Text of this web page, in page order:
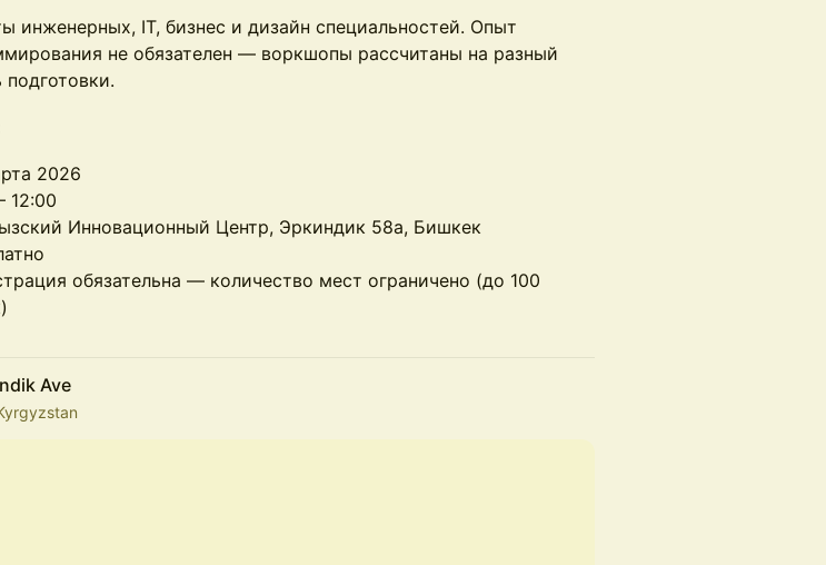
инженерных, IT, бизнес и дизайн специальностей. Опыт
не обязателен — воркшопы рассчитаны на разный
подготовки.
2026
12:00
Инновационный Центр, Эркиндик 58а, Бишкек
обязательна — количество мест ограничено (до 100
Ave